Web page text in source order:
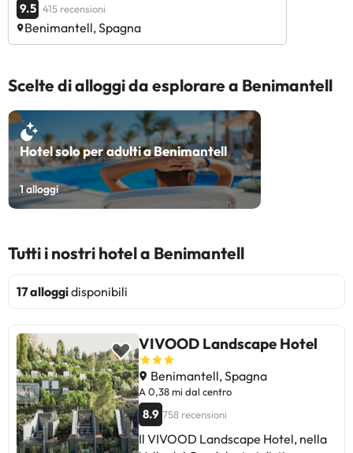
9.5 415 recensioni
Benimantell, Spagna
Scelte di alloggi da esplorare a Benimantell
Hotel solo per adulti a Benimantell
1alloggi
Tutti i nostri hotel a Benimantell
17 alloggidisponibili
VIVOOD Landscape Hotel
Benimantell, Spagna
A 0,38 mi dal centro
8.9 758 recensioni
Il VIVOOD Landscape Hotel, nella